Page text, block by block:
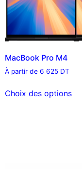
MacBook Pro M4
À partir de 6 625 DT
Choix des options